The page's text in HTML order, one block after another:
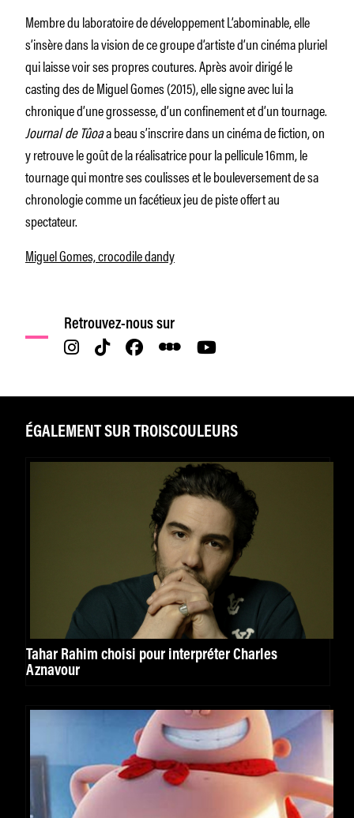
Membre du laboratoire de développement L’abominable, elle
s’insère dans la vision de ce groupe d’artiste d’un cinéma pluriel
qui laisse voir ses propres coutures. Après avoir dirigé le
casting desde Miguel Gomes (2015), elle signe avec lui la
chronique d’une grossesse, d’un confinement et d’un tournage.
Journal de Tûoaa beau s’inscrire dans un cinéma de fiction, on
y retrouve le goût de la réalisatrice pour la pellicule 16mm, le
tournage qui montre ses coulisses et le bouleversement de sa
chronologie comme un facétieux jeu de piste offert au
spectateur.
Miguel Gomes, crocodile dandy
Retrouvez-nous sur
ÉGALEMENT SUR TROISCOULEURS
Tahar Rahim choisi pour interpréter Charles
Aznavour